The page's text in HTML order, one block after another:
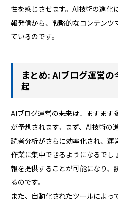
性を感じさせます。AI技術の進化
報発信から、戦略的なコンテンツ
ているのです。
まとめ: AIブログ運営
起
AIブログ運営の未来は、ますます
が予想されます。まず、AI技術の
読者分析がさらに効率化され、運
作業に集中できるようになるでし
報を提供することが可能になり、
るのです。
また、自動化されたツールによっ